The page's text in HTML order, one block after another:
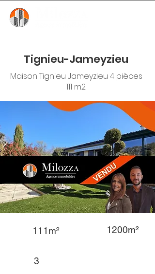
Tignieu-Jameyzieu
Maison Tignieu Jameyzieu 4 pièces
111 m2
111m² 1200m²
3